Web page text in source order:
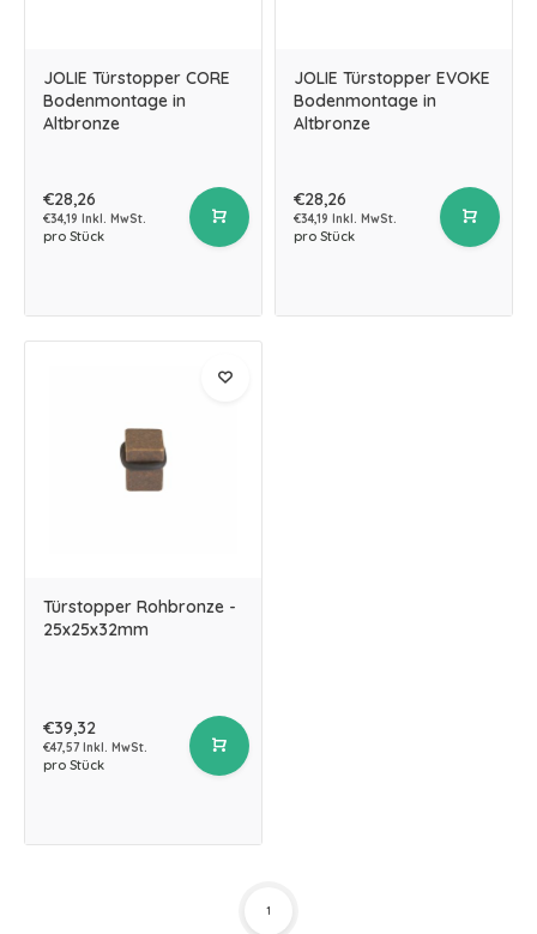
JOLIE Türstopper CORE
Bodenmontage in
Altbronze
€28,26
€34,19 Inkl. MwSt.
pro Stück
JOLIE Türstopper EVOKE
Bodenmontage in
Altbronze
€28,26
€34,19 Inkl. MwSt.
pro Stück
Türstopper Rohbronze -
25x25x32mm
€39,32
€47,57 Inkl. MwSt.
pro Stück
1